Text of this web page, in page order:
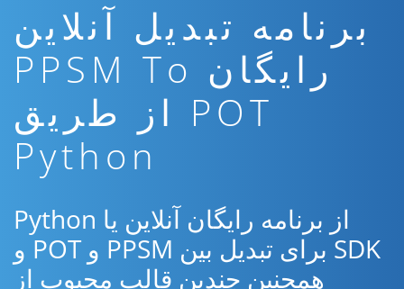
برنامه تبدیل آنلاین
رایگان PPSM To
POT از طریق
Python
از برنامه رایگان آنلاین یا Python
SDK برای تبدیل بین PPSM و POT و
همچنین چندین قالب محبوب از